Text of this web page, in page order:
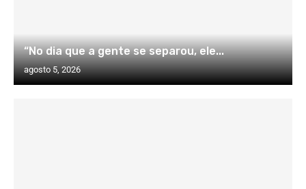
“No dia que a gente se separou, ele...
agosto 5, 2026